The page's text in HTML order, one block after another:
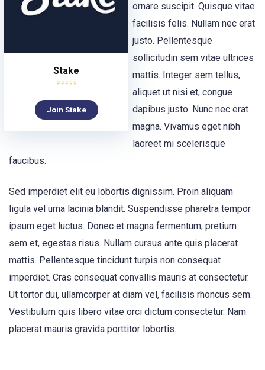
Stake
Join Stake
ornare suscipit. Quisque vitae
facilisis felis. Nullam nec erat
justo. Pellentesque
sollicitudin sem vitae ultrices
mattis. Integer sem tellus,
aliquet ut nisi et, congue
dapibus justo. Nunc nec erat
magna. Vivamus eget nibh
laoreet mi scelerisque
faucibus.
Sed imperdiet elit eu lobortis dignissim. Proin aliquam
ligula vel urna lacinia blandit. Suspendisse pharetra tempor
ipsum eget luctus. Donec et magna fermentum, pretium
sem et, egestas risus. Nullam cursus ante quis placerat
mattis. Pellentesque tincidunt turpis non consequat
imperdiet. Cras consequat convallis mauris at consectetur.
Ut tortor dui, ullamcorper at diam vel, facilisis rhoncus sem.
Vestibulum quis libero vitae orci dictum consectetur. Nam
placerat mauris gravida porttitor lobortis.